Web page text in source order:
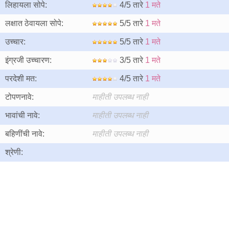
लिहायला सोपे: 4/5 तारे 1 मते
लक्षात ठेवायला सोपे: 5/5 तारे 1 मते
उच्चार: 5/5 तारे 1 मते
इंग्रजी उच्चारण: 3/5 तारे 1 मते
परदेशी मत: 4/5 तारे 1 मते
टोपणनावे: माहीती उपलब्ध नाही
भावांची नावे: माहीती उपलब्ध नाही
बहिणींची नावे: माहीती उपलब्ध नाही
श्रेणी: